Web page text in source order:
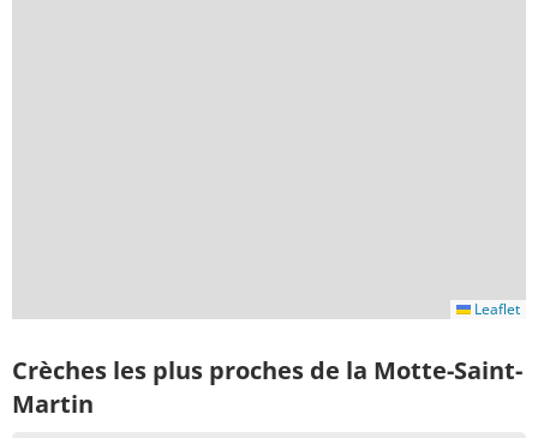
Leaflet
Crèches les plus proches de la Motte-Saint-
Martin